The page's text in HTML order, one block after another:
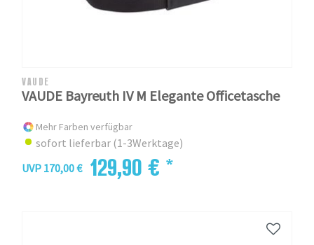
VAUDE
VAUDE Bayreuth IV M Elegante Officetasche
Mehr Farben verfügbar
sofort lieferbar (1-3Werktage)
UVP 170,00 € 129,90 € *